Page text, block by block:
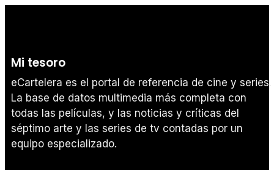
Mi tesoro
eCartelera es el portal de referencia de cine y series.
La base de datos multimedia más completa con
todas las películas, y las noticias y críticas del
séptimo arte y las series de tv contadas por un
equipo especializado.